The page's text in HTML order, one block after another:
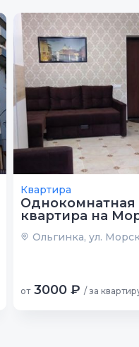
Квартира
Однокомнатная
квартира на
Ольгинка, ул.
от 3000 ₽ / за